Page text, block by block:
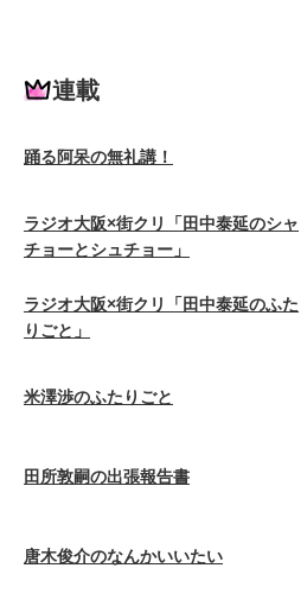
連載
踊る阿呆の無礼講！
ラジオ大阪×街クリ「田中泰延のシャ
チョーとシュチョー」
ラジオ大阪×街クリ「田中泰延のふた
りごと」
米澤渉のふたりごと
田所敦嗣の出張報告書
唐木俊介のなんかいいたい